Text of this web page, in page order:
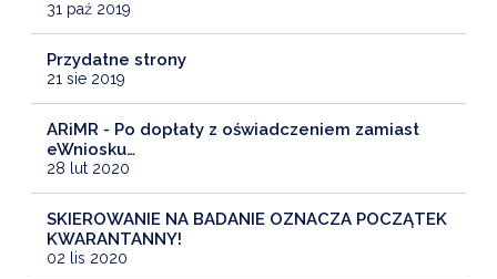
31 paź 2019
Przydatne strony
21 sie 2019
ARiMR - Po dopłaty z oświadczeniem zamiast
eWniosku…
28 lut 2020
SKIEROWANIE NA BADANIE OZNACZA POCZĄTEK
KWARANTANNY!
02 lis 2020